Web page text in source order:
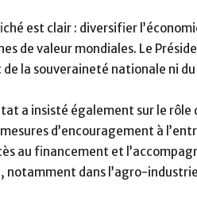
est clair : diversifier
de valeur mondiales. Le
la souveraineté nationale ni
a insisté également sur le
d’encouragement à
au financement et
notamment dans l’agro-